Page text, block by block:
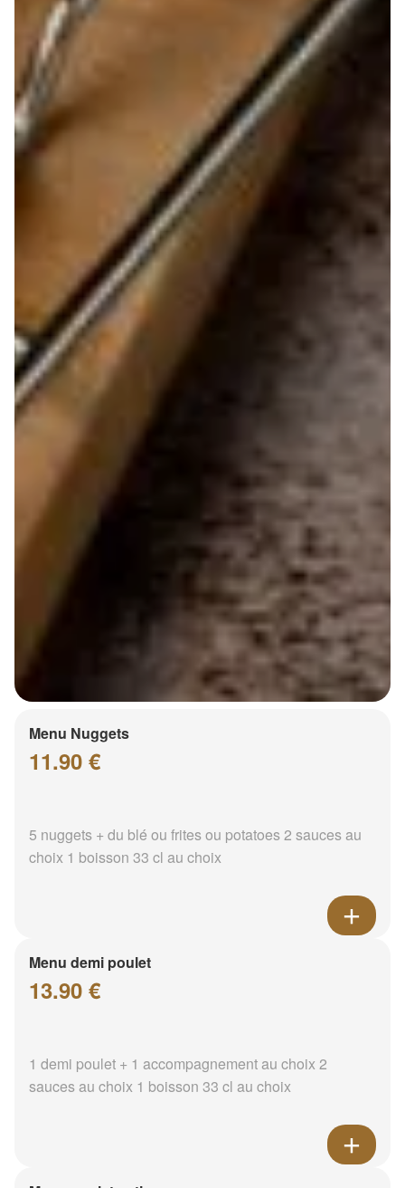
Menu Nuggets
11.90 €
5 nuggets + du blé ou frites ou potatoes 2 sauces au
choix 1 boisson 33 cl au choix
Menu demi poulet
13.90 €
1 demi poulet + 1 accompagnement au choix 2
sauces au choix 1 boisson 33 cl au choix